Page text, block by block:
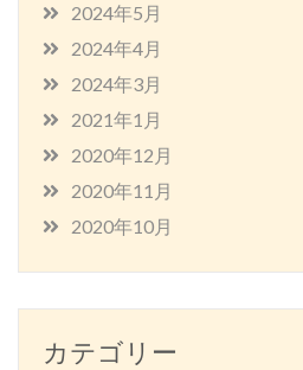
2024年5月
2024年4月
2024年3月
2021年1月
2020年12月
2020年11月
2020年10月
カテゴリー